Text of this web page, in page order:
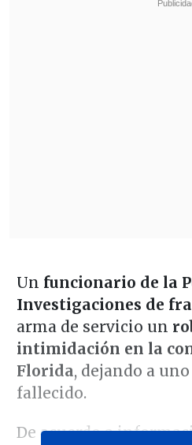
Un funcionario de la
Investigaciones de
arma de servicio un
intimidación en la
Florida, dejando a
fallecido.
De acuerdo a